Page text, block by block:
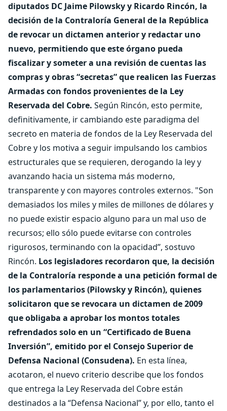
diputados DC Jaime Pilowsky y Ricardo Rincón, la
decisión de la Contraloría General de la República
de revocar un dictamen anterior y redactar uno
nuevo, permitiendo que este órgano pueda
fiscalizar y someter a una revisión de cuentas las
compras y obras “secretas” que realicen las Fuerzas
Armadas con fondos provenientes de la Ley
Reservada del Cobre. Según Rincón, esto permite,
definitivamente, ir cambiando este paradigma del
secreto en materia de fondos de la Ley Reservada del
Cobre y los motiva a seguir impulsando los cambios
estructurales que se requieren, derogando la ley y
avanzando hacia un sistema más moderno,
transparente y con mayores controles externos. "Son
demasiados los miles y miles de millones de dólares y
no puede existir espacio alguno para un mal uso de
recursos; ello sólo puede evitarse con controles
rigurosos, terminando con la opacidad”, sostuvo
Rincón. Los legisladores recordaron que, la decisión
de la Contraloría responde a una petición formal de
los parlamentarios (Pilowsky y Rincón), quienes
solicitaron que se revocara un dictamen de 2009
que obligaba a aprobar los montos totales
refrendados solo en un “Certificado de Buena
Inversión”, emitido por el Consejo Superior de
Defensa Nacional (Consudena). En esta línea,
acotaron, el nuevo criterio describe que los fondos
que entrega la Ley Reservada del Cobre están
destinados a la “Defensa Nacional” y, por ello, tanto el